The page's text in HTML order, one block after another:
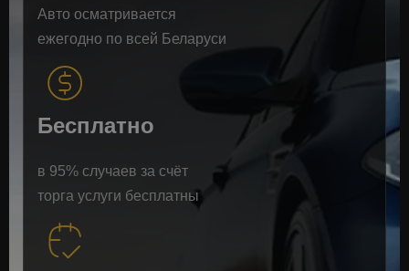
Авто осматривается
ежегодно по всей Беларуси
Бесплатно
в 95% случаев за счёт
торга услуги бесплатны